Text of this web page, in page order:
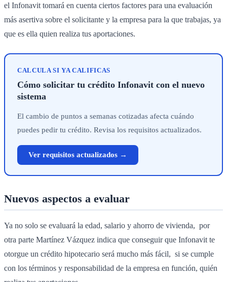
el Infonavit tomará en cuenta ciertos factores para una evaluación
más asertiva sobre el solicitante y la empresa para la que trabajas, ya
que es ella quien realiza tus aportaciones.
CALCULA SI YA CALIFICAS
Cómo solicitar tu crédito Infonavit con el nuevo
sistema
El cambio de puntos a semanas cotizadas afecta cuándo
puedes pedir tu crédito. Revisa los requisitos actualizados.
Ver requisitos actualizados →
Nuevos aspectos a evaluar
Ya no solo se evaluará la edad, salario y ahorro de vivienda, por
otra parte Martínez Vázquez indica que conseguir que Infonavit te
otorgue un crédito hipotecario será mucho más fácil, si se cumple
con los términos y responsabilidad de la empresa en función, quién